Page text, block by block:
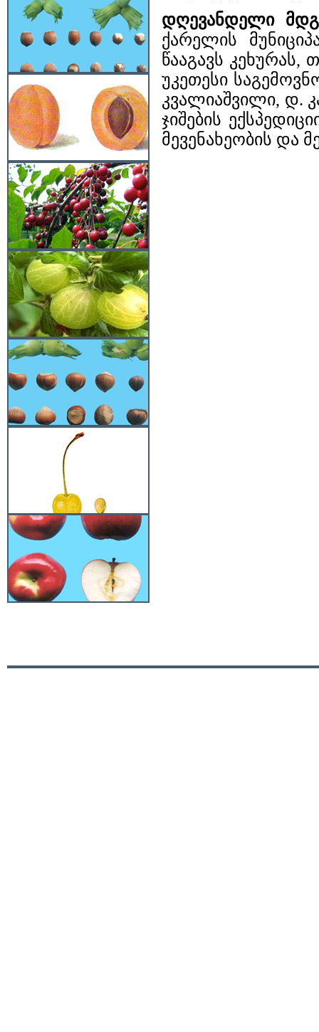
დღევანდელი
ქარელის
წააგავს კეხურას,
უკეთესი
კვალიაშვილი, დ.
ჯიშების
მევენახეობის და